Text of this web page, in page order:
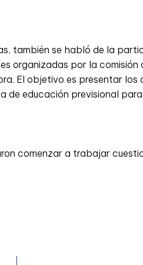
también se habló de la
organizadas por la
El objetivo es presentar los
de educación previsional
comenzar a trabajar